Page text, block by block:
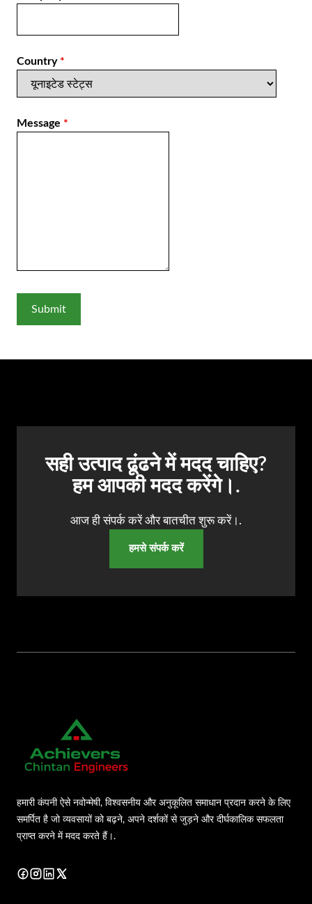
Country *
Message *
सही उत्पाद ढूंढने में मदद चाहिए?
हम आपकी मदद करेंगे।.
आज ही संपर्क करें और बातचीत शुरू करें।.
हमसे संपर्क करें
हमारी कंपनी ऐसे नवोन्मेषी, विश्वसनीय और अनुकूलित समाधान प्रदान करने के लिए
समर्पित है जो व्यवसायों को बढ़ने, अपने दर्शकों से जुड़ने और दीर्घकालिक सफलता
प्राप्त करने में मदद करते हैं।.